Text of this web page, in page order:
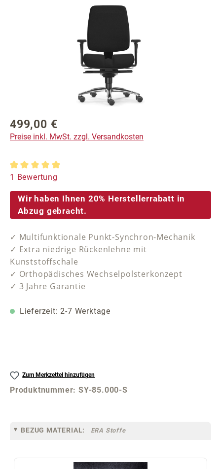
Bildergalerie überspringen
Regulärer Preis:
499,00 €
Preise inkl. MwSt. zzgl. Versandkosten
Durchschnittliche Bewertung von 5 von 5 Sternen
1 Bewertung
Wir haben Ihnen 20% Herstellerrabatt in
Abzug gebracht.
✓ Multifunktionale Punkt-Synchron-Mechanik
✓ Extra niedrige Rückenlehne mit
Kunststoffschale
✓ Orthopädisches Wechselpolsterkonzept
✓ 3 Jahre Garantie
Lieferzeit: 2-7 Werktage
Zum Merkzettel hinzufügen
Produktnummer:SY-85.000-S
BEZUG MATERIAL: ERA Stoffe